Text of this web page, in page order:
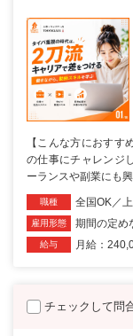
【こんな方におす
の仕事にチャレンジ
ーランスや副業にも興
職種 全国OK／
雇用形態 期間の定め
給与 月給：
チェックして問